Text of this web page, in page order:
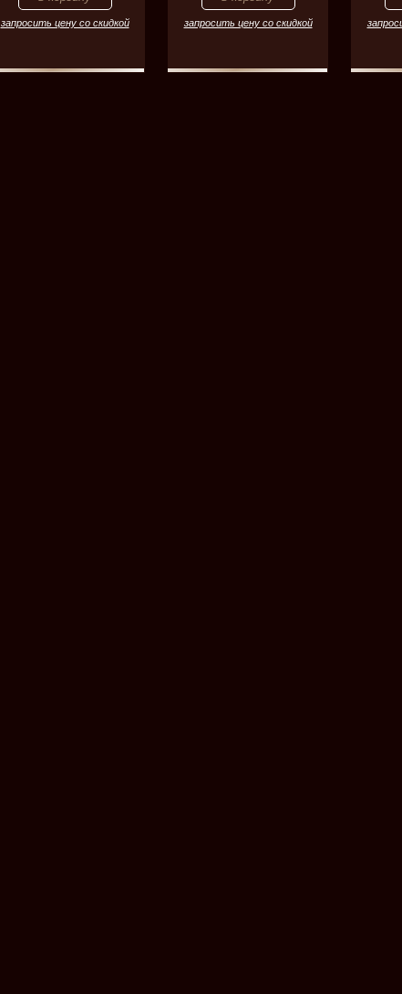
запросить цену со скидкой запросить цену со скидкой